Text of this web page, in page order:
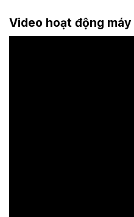
Video hoạt động